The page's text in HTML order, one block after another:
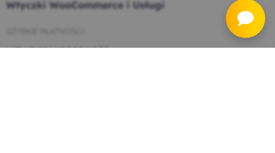
Wtyczki WooCommerce i Usługi
ŁATWIEJSZA KSIĘGOWOŚĆ